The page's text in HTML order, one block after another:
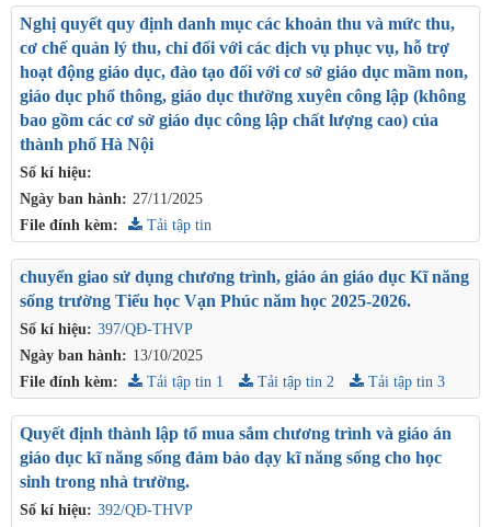
Số kí hiệu:
Ngày ban hành: 27/11/2025
Nghị quyết quy định danh mục các khoản thu và mức thu,
cơ chế quản lý thu, chỉ đối với các dịch vụ phục vụ, hỗ trợ
hoạt động giáo dục, đào tạo đối với cơ sở giáo dục mầm non,
giáo dục phổ thông, giáo dục thường xuyên công lập (không
bao gồm các cơ sở giáo dục công lập chất lượng cao) của
thành phố Hà Nội
File đính kèm: Tải tập tin
Số kí hiệu: 397/QĐ-THVP
Ngày ban hành: 13/10/2025
chuyển giao sử dụng chương trình, giáo án giáo dục Kĩ năng
sống trường Tiểu học Vạn Phúc năm học 2025-2026.
File đính kèm: Tải tập tin 1 Tải tập tin 2 Tải tập tin 3
Số kí hiệu: 392/QĐ-THVP
Quyết định thành lập tổ mua sắm chương trình và giáo án
giáo dục kĩ năng sống đảm bảo dạy kĩ năng sống cho học
sinh trong nhà trường.